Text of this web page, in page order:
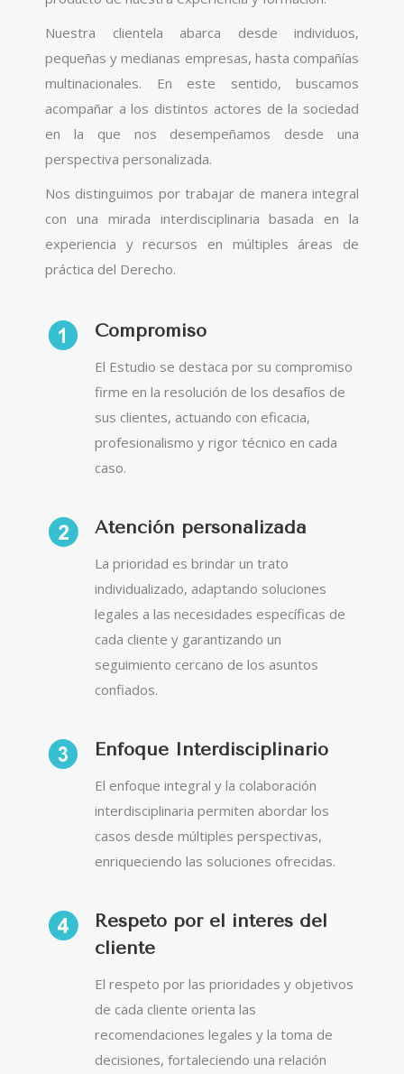
Nuestra clientela abarca desde individuos,
pequeñas y medianas empresas, hasta compañías
multinacionales. En este sentido, buscamos
acompañar a los distintos actores de la sociedad
en la que nos desempeñamos desde una
perspectiva personalizada.
Nos distinguimos por trabajar de manera integral
con una mirada interdisciplinaria basada en la
experiencia y recursos en múltiples áreas de
práctica del Derecho.
Compromiso
El Estudio se destaca por su compromiso
firme en la resolución de los desafíos de
sus clientes, actuando con eficacia,
profesionalismo y rigor técnico en cada
caso.
Atención personalizada
La prioridad es brindar un trato
individualizado, adaptando soluciones
legales a las necesidades específicas de
cada cliente y garantizando un
seguimiento cercano de los asuntos
confiados.
Enfoque Interdisciplinario
El enfoque integral y la colaboración
interdisciplinaria permiten abordar los
casos desde múltiples perspectivas,
enriqueciendo las soluciones ofrecidas.
Respeto por el interés del
cliente
El respeto por las prioridades y objetivos
de cada cliente orienta las
recomendaciones legales y la toma de
decisiones, fortaleciendo una relación